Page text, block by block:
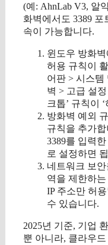
(예: AhnLab V3, 알
화벽에서도 3389
속이 가능합니다.
윈도우 방화벽
허용 규칙이
어판 > 시스템
벽 > 고급 설
크톱’ 규칙이
방화벽 예외
규칙을 추가합
3389를 입력
로 설정하면
네트워크 보안
역을 제한하는
IP 주소만 허
수 있습니다.
2025년 기준, 기업
뿐 아니라, 클라우드